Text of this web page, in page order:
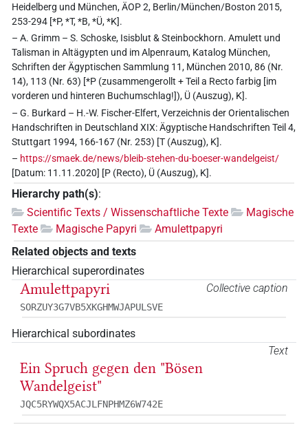
Heidelberg und München, ÄOP 2, Berlin/München/Boston 2015,
253-294 [*P, *T, *B, *Ü, *K].
– A. Grimm – S. Schoske, Isisblut & Steinbockhorn. Amulett und
Talisman in Altägypten und im Alpenraum, Katalog München,
Schriften der Ägyptischen Sammlung 11, München 2010, 86 (Nr.
14), 113 (Nr. 63) [*P (zusammengerollt + Teil a Recto farbig [im
vorderen und hinteren Buchumschlag!]), Ü (Auszug), K].
– G. Burkard – H.-W. Fischer-Elfert, Verzeichnis der Orientalischen
Handschriften in Deutschland XIX: Ägyptische Handschriften Teil 4,
Stuttgart 1994, 166-167 (Nr. 253) [T (Auszug), K].
– https://smaek.de/news/bleib-stehen-du-boeser-wandelgeist/
[Datum: 11.11.2020] [P (Recto), Ü (Auszug), K].
Hierarchy path(s):
Scientific Texts / Wissenschaftliche Texte
Magische
Texte
Magische Papyri
Amulettpapyri
Related objects and texts
Hierarchical superordinates
Collective caption
Amulettpapyri
SORZUY3G7VB5XKGHMWJAPULSVE
Hierarchical subordinates
Text
Ein Spruch gegen den "Bösen
Wandelgeist"
JQC5RYWQX5ACJLFNPHMZ6W742E